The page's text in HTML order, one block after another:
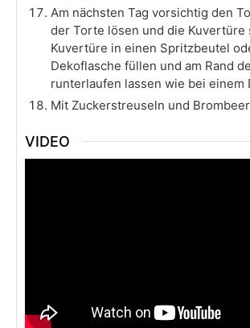
Am nächsten Tag vorsichtig den
der Torte lösen und die Kuvertüre
Kuvertüre in einen Spritzbeutel
Dekoflasche füllen und am Rand
runterlaufen lassen wie bei einem
Mit Zuckerstreuseln und
VIDEO